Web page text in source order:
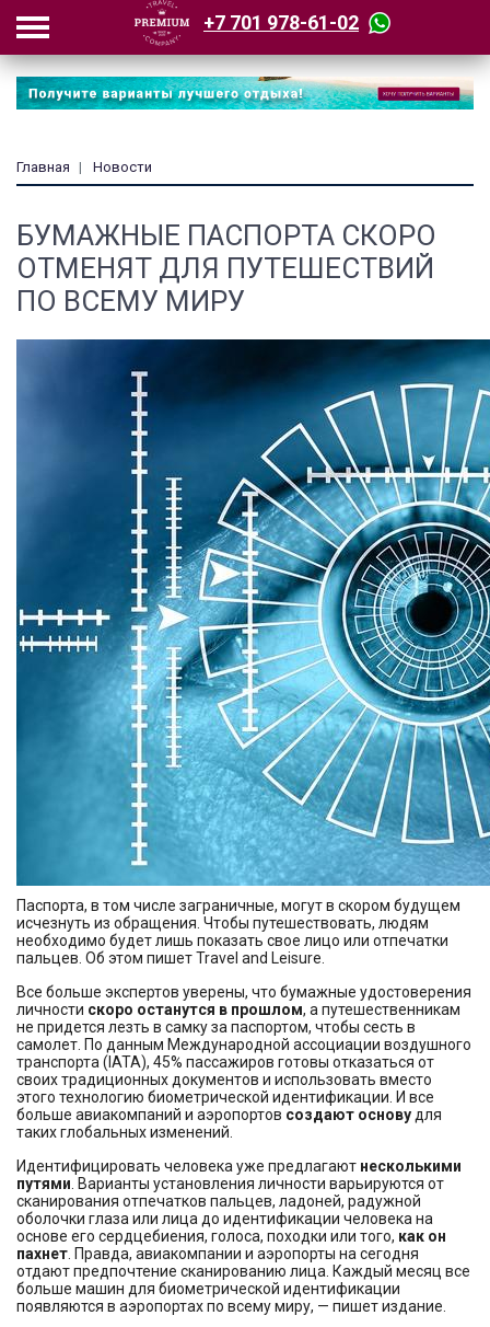
+7 701 978-61-02
Главная Новости
БУМАЖНЫЕ ПАСПОРТА СКОРО
ОТМЕНЯТ ДЛЯ ПУТЕШЕСТВИЙ
ПО ВСЕМУ МИРУ
Паспорта, в том числе заграничные, могут в скором будущем
исчезнуть из обращения. Чтобы путешествовать, людям
необходимо будет лишь показать свое лицо или отпечатки
пальцев. Об этом пишет Travel and Leisure.
Все больше экспертов уверены, что бумажные удостоверения
личности скоро останутся в прошлом, а путешественникам
не придется лезть в самку за паспортом, чтобы сесть в
самолет. По данным Международной ассоциации воздушного
транспорта (IATA), 45% пассажиров готовы отказаться от
своих традиционных документов и использовать вместо
этого технологию биометрической идентификации. И все
больше авиакомпаний и аэропортов создают основу для
таких глобальных изменений.
Идентифицировать человека уже предлагают несколькими
путями . Варианты установления личности варьируются от
сканирования отпечатков пальцев, ладоней, радужной
оболочки глаза или лица до идентификации человека на
основе его сердцебиения, голоса, походки или того, как он
пахнет . Правда, авиакомпании и аэропорты на сегодня
отдают предпочтение сканированию лица. Каждый месяц все
больше машин для биометрической идентификации
появляются в аэропортах по всему миру, — пишет издание.